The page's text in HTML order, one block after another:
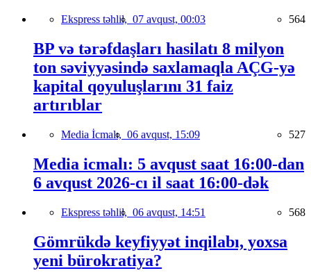
Ekspress təhlil, 07 avqust, 00:03 564
BP və tərəfdaşları hasilatı 8 milyon
ton səviyyəsində saxlamaqla AÇG-yə
kapital qoyuluşlarını 31 faiz
artırıblar
Media İcmalı, 06 avqust, 15:09 527
Media icmalı: 5 avqust saat 16:00-dan
6 avqust 2026-cı il saat 16:00-dək
Ekspress təhlil, 06 avqust, 14:51 568
Gömrükdə keyfiyyət inqilabı, yoxsa
yeni bürokratiya?